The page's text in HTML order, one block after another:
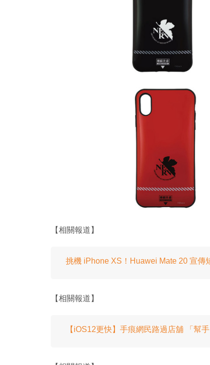
【相關報道】
挑機 iPhone XS！Huawei Mate 20 宣傳
【相關報道】
【iOS12更快】手痕網民路過店舖 「幫